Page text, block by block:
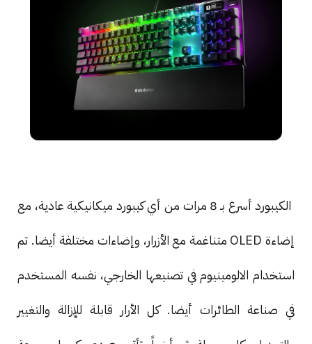
الكيبورد أسرع بـ 8 مرات من أي كيبورد ميكانيكية عادية، مع
إضاءة OLED متناغمة مع الأزرار، وإضاءات مختلفة أيضا. تم
استخدام الالومينيوم في تصنيعها الخارجي، نفسه المستخدم
في صناعة الطائرات أيضا. كل الأرار قابلة للإزالة والتغيير